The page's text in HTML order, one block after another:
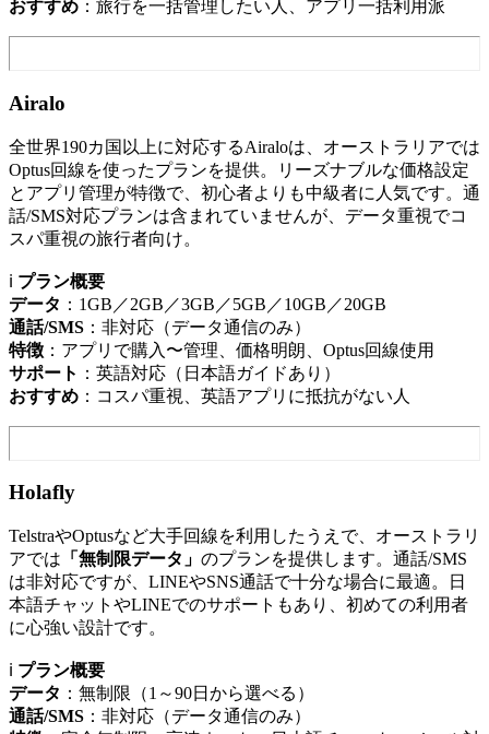
おすすめ ：旅行を一括管理したい人、アプリ一括利用派
Airalo
全世界190カ国以上に対応するAiraloは、オーストラリアでは
Optus回線を使ったプランを提供。リーズナブルな価格設定
とアプリ管理が特徴で、初心者よりも中級者に人気です。通
話/SMS対応プランは含まれていませんが、データ重視でコ
スパ重視の旅行者向け。
ℹ️ プラン概要
データ ：1GB／2GB／3GB／5GB／10GB／20GB
通話/SMS ：非対応（データ通信のみ）
特徴 ：アプリで購入〜管理、価格明朗、Optus回線使用
サポート ：英語対応（日本語ガイドあり）
おすすめ ：コスパ重視、英語アプリに抵抗がない人
Holafly
TelstraやOptusなど大手回線を利用したうえで、オーストラリ
アでは 「無制限データ」 のプランを提供します。通話/SMS
は非対応ですが、LINEやSNS通話で十分な場合に最適。日
本語チャットやLINEでのサポートもあり、初めての利用者
に心強い設計です。
ℹ️ プラン概要
データ ：無制限（1～90日から選べる）
通話/SMS ：非対応（データ通信のみ）